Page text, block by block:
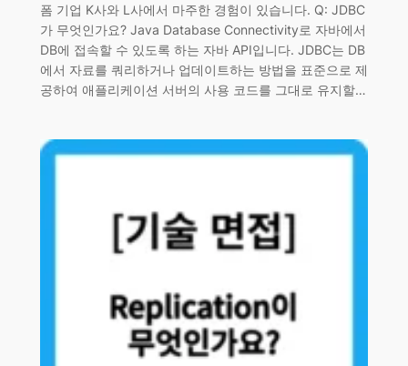
폼 기업 K사와 L사에서 마주한 경험이 있습니다. Q: JDBC
가 무엇인가요? Java Database Connectivity로 자바에서
DB에 접속할 수 있도록 하는 자바 API입니다. JDBC는 DB
에서 자료를 쿼리하거나 업데이트하는 방법을 표준으로 제
공하여 애플리케이션 서버의 사용 코드를 그대로 유지할…